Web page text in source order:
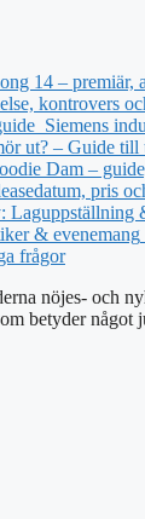
14 – premiär,
kontrovers
Siemens
ut? – Guide till
Dam –
pris
Laguppställning
& evenemang
frågor
nöjes- och
betyder något